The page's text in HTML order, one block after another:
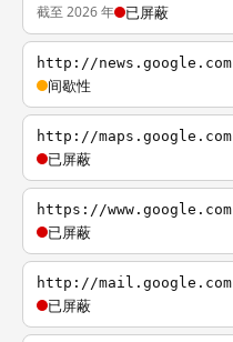
截至 2026 年 已屏蔽
http://news.google.com
间歇性
http://maps.google.com
已屏蔽
https://www.google.com
已屏蔽
http://mail.google.com
已屏蔽